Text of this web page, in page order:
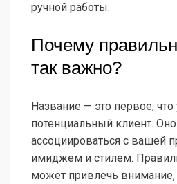
ручной работы.
Почему
так важно?
Название — это первое,
потенциальный клиент.
ассоциироваться с вашей
имиджем и стилем.
может привлечь внимание,